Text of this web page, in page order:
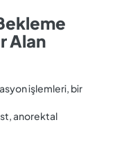
Alan
işlemleri, bir
anorektal